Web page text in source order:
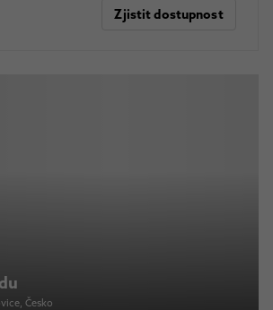
Zjistit dostupnost
, Česko